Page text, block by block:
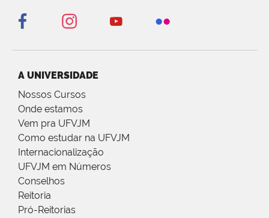
A UNIVERSIDADE
Nossos Cursos
Onde estamos
Vem pra UFVJM
Como estudar na UFVJM
Internacionalização
UFVJM em Números
Conselhos
Reitoria
Pró-Reitorias